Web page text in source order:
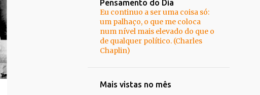
Pensamento do Dia
Eu continuo a ser uma coisa só:
um palhaço, o que me coloca
num nível mais elevado do que o
de qualquer político. (Charles
Chaplin)
Mais vistas no mês